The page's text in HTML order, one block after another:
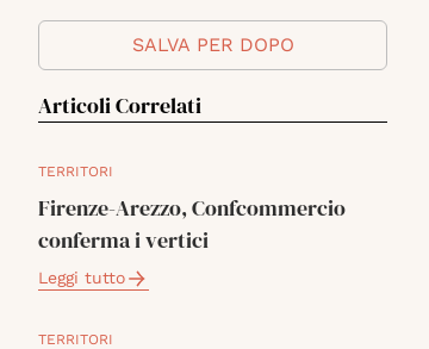
SALVA PER DOPO
Articoli Correlati
TERRITORI
Firenze-Arezzo, Confcommercio
conferma i vertici
Leggi tutto
TERRITORI